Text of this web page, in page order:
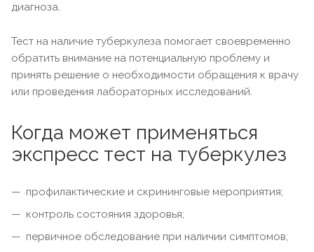
диагноза.
Тест на наличие туберкулеза помогает своевременно
обратить внимание на потенциальную проблему и
принять решение о необходимости обращения к врачу
или проведения лабораторных исследований.
Когда может применяться
экспресс тест на туберкулез
профилактические и скрининговые мероприятия;
контроль состояния здоровья;
первичное обследование при наличии симптомов;